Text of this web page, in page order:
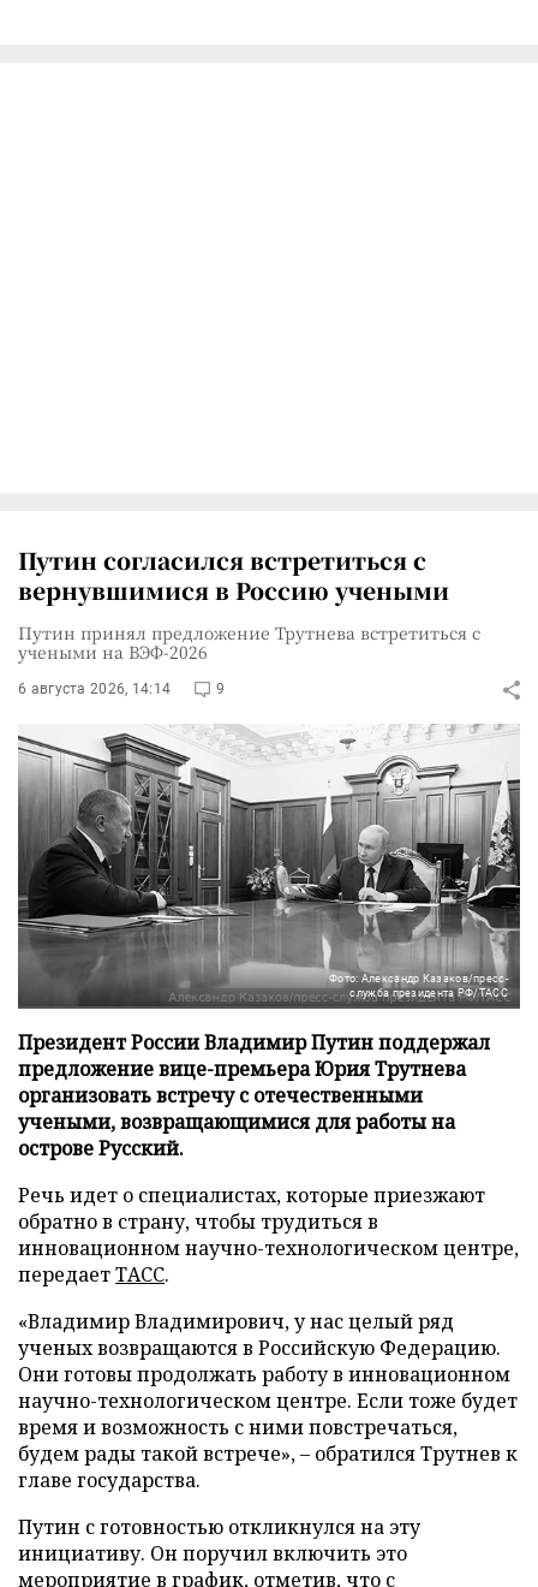
Путин согласился встретиться с
вернувшимися в Россию учеными
Путин принял предложение Трутнева встретиться с
учеными на ВЭФ-2026
6 августа 2026, 14:14 9
Фото: Александр Казаков/пресс-
служба президента РФ/ТАСС
Президент России Владимир Путин поддержал
предложение вице-премьера Юрия Трутнева
организовать встречу с отечественными
учеными, возвращающимися для работы на
острове Русский.
Речь идет о специалистах, которые приезжают
обратно в страну, чтобы трудиться в
инновационном научно-технологическом центре,
передаетТАСС.
«Владимир Владимирович, у нас целый ряд
ученых возвращаются в Российскую Федерацию.
Они готовы продолжать работу в инновационном
научно-технологическом центре. Если тоже будет
время и возможность с ними повстречаться,
будем рады такой встрече», – обратился Трутнев к
главе государства.
Путин с готовностью откликнулся на эту
инициативу. Он поручил включить это
мероприятие в график, отметив, что с